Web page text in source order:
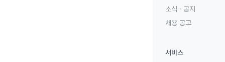
소식 · 공지
채용 공고
서비스